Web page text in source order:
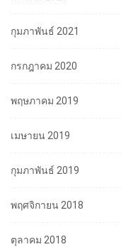
กุมภาพันธ์ 2021
กรกฎาคม 2020
พฤษภาคม 2019
เมษายน 2019
กุมภาพันธ์ 2019
พฤศจิกายน 2018
ตุลาคม 2018